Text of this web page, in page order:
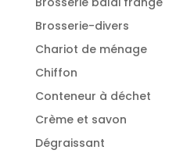
Brosserie-divers
Chariot de ménage
Chiffon
Conteneur à déchet
Crème et savon
Dégraissant